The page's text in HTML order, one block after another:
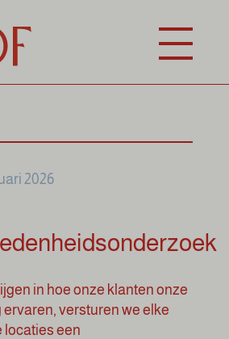
2026
in hoe onze klanten onze
versturen we elke
locaties een